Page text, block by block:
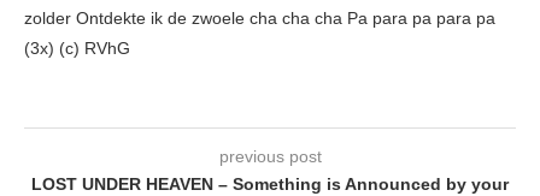
zolder Ontdekte ik de zwoele cha cha cha Pa para pa para pa
(3x) (c) RVhG
previous post
LOST UNDER HEAVEN – Something is Announced by your